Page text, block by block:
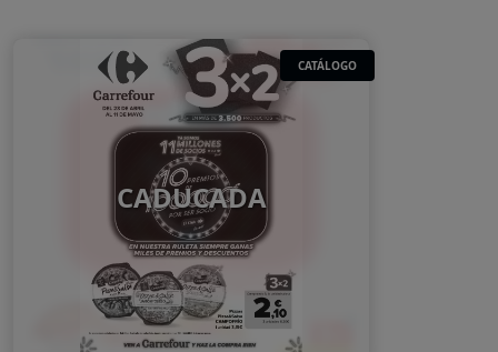
CATÁLOGO
CADUCADA